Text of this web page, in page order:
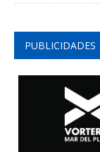
PUBLICIDADES